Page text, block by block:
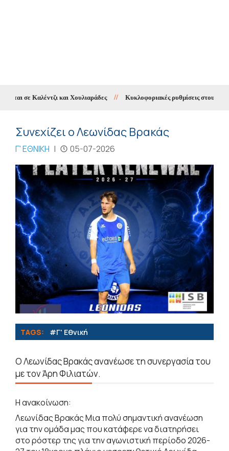
σε Καλέντζι και Χουλιαράδες // Κυκλοφοριακές ρυθμίσεις στους
Συνεχίζει ο Λεωνίδας Βρακάς
Γ' ΕΘΝΙΚΗ | 05-07-2026
TAGS: #Γ' Εθνική
Ο Λεωνίδας Βρακάς ανανέωσε τη συνεργασία του
με τον Άρη Φιλιατών.
Η ανακοίνωση:
Λεωνίδας Βρακάς Μια πολύ σημαντική ανανέωση
για την ομάδα μας που κατάφερε να διατηρήσει
στο ρόστερ της για την αγωνιστική περίοδο 2026-